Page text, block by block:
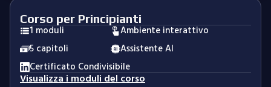
Corso per Principianti
1 moduli
Ambiente interattivo
5 capitoli
Assistente AI
Certificato Condivisibile
Visualizza i moduli del corso